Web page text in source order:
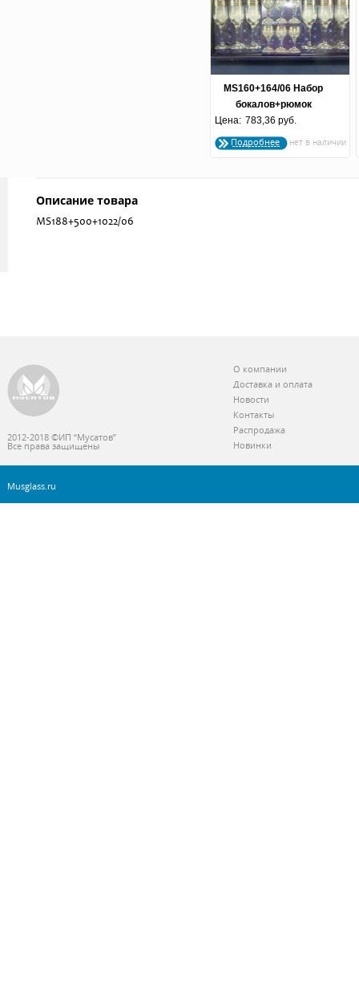
MS160+164/06 Набор
бокалов+рюмок
"Батерфляй" 1/5
Цена: 783,36 руб.
Подробнее
Описание товара
MS188+500+1022/06
2012-2018 ©ИП “Мусатов”
Все права защищены
О компании
Доставка и оплата
Новости
Контакты
Распродажа
Новинки
Musglass.ru